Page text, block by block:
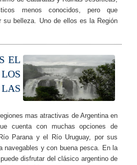
menos conocidos, pero que
su belleza. Uno de ellos es la Región
EL
mas atractivas de Argentina en
cuenta con muchas opciones de
Parana y el Río Uruguay, por sus
navegables y con buena pesca. En la
disfrutar del clásico argentino de